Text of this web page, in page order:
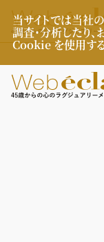
当サイトでは当社
調査・分析したり
Cookie を使用す